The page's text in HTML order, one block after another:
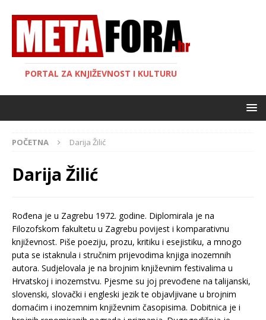
PORTAL ZA KNJIŽEVNOST I KULTURU
POČETNA Darija Žilić
Darija Žilić
Rođena je u Zagrebu 1972. godine. Diplomirala je na
Filozofskom fakultetu u Zagrebu povijest i komparativnu
književnost. Piše poeziju, prozu, kritiku i esejistiku, a mnogo
puta se istaknula i stručnim prijevodima knjiga inozemnih
autora. Sudjelovala je na brojnim književnim festivalima u
Hrvatskoj i inozemstvu. Pjesme su joj prevođene na talijanski,
slovenski, slovački i engleski jezik te objavljivane u brojnim
domaćim i inozemnim književnim časopisima. Dobitnica je i